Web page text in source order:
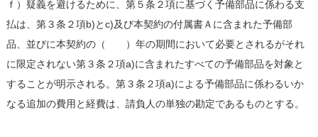
ｆ）疑義を避けるために、第５条２項に基づく予備部品に係わる支
払は、第３条２項b)とc)及び本契約の付属書Ａに含まれた予備部
品、並びに本契約の（ ）年の期間において必要とされるがそれ
に限定されない第３条２項a)に含まれたすべての予備部品を対象と
することが明示される。第３条２項a)による予備部品に係わるいか
なる追加の費用と経費は、請負人の単独の勘定であるものとする。